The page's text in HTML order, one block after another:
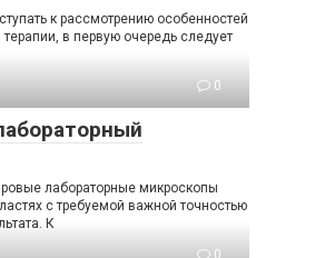
к рассмотрению особенностей
терапии, в первую очередь следует
0
лабораторные микроскопы
с требуемой важной точностью
К
0